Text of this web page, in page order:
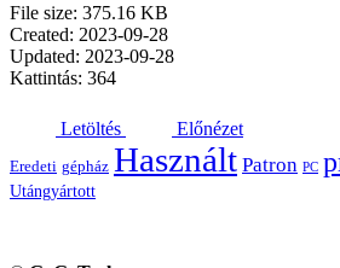
File size: 375.16 KB
Created: 2023-09-28
Updated: 2023-09-28
Kattintás: 364
Letöltés Előnézet
Eredeti gépház Használt Patron PC
Utángyártott